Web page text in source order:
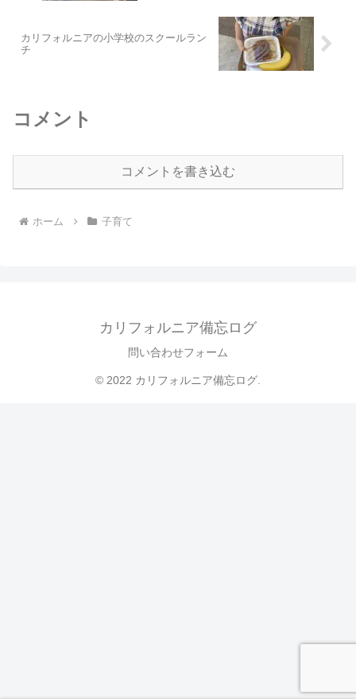
カリフォルニアの小学校のスクールラン
チ
コメント
コメントを書き込む
ホーム 子育て
カリフォルニア備忘ログ
問い合わせフォーム
© 2022 カリフォルニア備忘ログ.